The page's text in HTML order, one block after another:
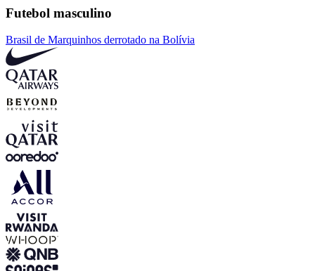
Futebol masculino
Brasil de Marquinhos derrotado na Bolívia